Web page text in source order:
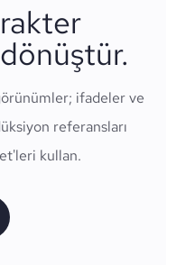
ifadeler ve
referansları
kullan.